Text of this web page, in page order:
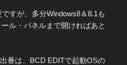
すが、多分Windows8＆8.1も
ル・パネルまで開ければあと
番は、BCD EDITで起動OSの